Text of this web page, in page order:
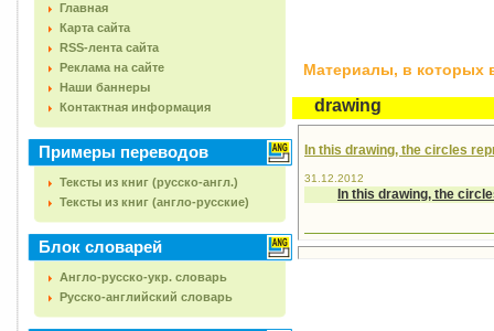
Главная
Карта сайта
RSS-лента сайта
Реклама на сайте
Наши баннеры
Контактная информация
Примеры переводов
Тексты из книг (русско-англ.)
Тексты из книг (англо-русские)
Блок словарей
Англо-русско-укр. словарь
Русско-английский словарь
Материалы, в которых
drawing
In this drawing, the circles
31.12.2012
In this drawing, the